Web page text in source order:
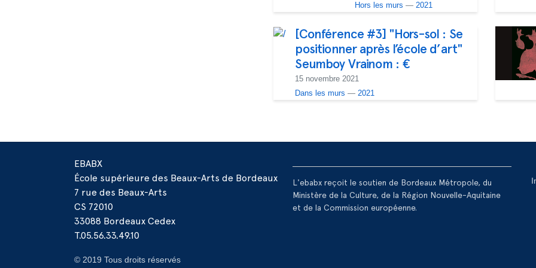
Hors les murs —2021
[Conférence #3] "Hors-sol : Se
positionner après l’école d’art"
Seumboy Vrainom : €
15 novembre 2021
Dans les murs —2021
EBABX
École supérieure des Beaux-Arts de Bordeaux
7 rue des Beaux-Arts
CS 72010
33088 Bordeaux Cedex
T.05.56.33.49.10
© 2019 Tous droits réservés
L'ebabx reçoit le soutien de Bordeaux Métropole, du
Ministère de la Culture, de la Région Nouvelle-Aquitaine
et de la Commission européenne.